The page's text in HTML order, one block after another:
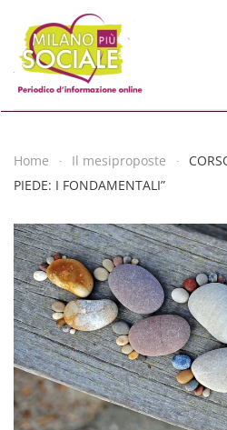
Skip to main content
Home Il mesiproposte
PIEDE: I FONDAMENTALI”